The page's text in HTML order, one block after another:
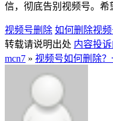
信，彻底告别视频号。希
视频号删除 如何删除视频
转载请说明出处 内容投诉
mcn7 » 视频号如何删除